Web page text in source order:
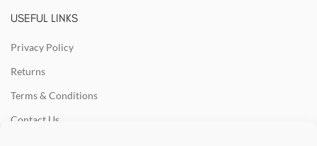
USEFUL LINKS
Privacy Policy
Returns
Terms & Conditions
Contact Us